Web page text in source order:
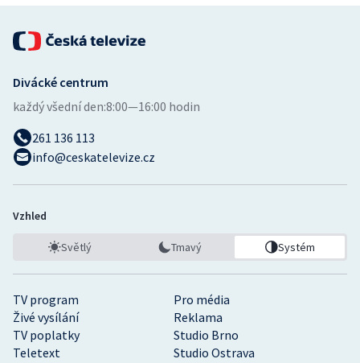
TV program
Pro média
Živé vysílání
Reklama
TV poplatky
Studio Brno
Teletext
Studio Ostrava
Divácké centrum
každý všední den:8:00—16:00 hodin
261 136 113
info@ceskatelevize.cz
Vzhled
Světlý Tmavý Systém